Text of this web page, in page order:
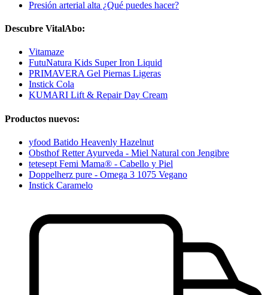
Presión arterial alta ¿Qué puedes hacer?
Descubre VitalAbo:
Vitamaze
FutuNatura Kids Super Iron Liquid
PRIMAVERA Gel Piernas Ligeras
Instick Cola
KUMARI Lift & Repair Day Cream
Productos nuevos:
yfood Batido Heavenly Hazelnut
Obsthof Retter Ayurveda - Miel Natural con Jengibre
tetesept Femi Mama® - Cabello y Piel
Doppelherz pure - Omega 3 1075 Vegano
Instick Caramelo